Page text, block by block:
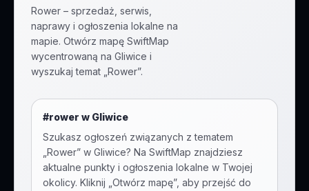
Rower – sprzedaż, serwis,
naprawy i ogłoszenia lokalne na
mapie. Otwórz mapę SwiftMap
wycentrowaną na Gliwice i
wyszukaj temat „Rower”.
#rower w Gliwice
Szukasz ogłoszeń związanych z tematem
Rower” w Gliwice? Na SwiftMap znajdziesz
aktualne punkty i ogłoszenia lokalne w Twojej
okolicy. Kliknij „Otwórz mapę”, aby przejść do